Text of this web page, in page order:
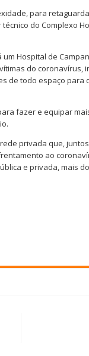
para
do Complexo
Hospital de
do coronavírus,
de todo espaço para
fazer e equipar
privada que,
ao
e privada, mais